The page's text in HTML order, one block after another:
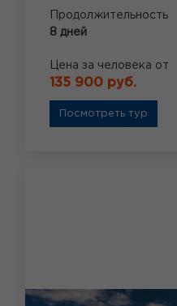
Продолжительность
8 дней
Цена за человека от
135 900 руб.
Посмотреть тур